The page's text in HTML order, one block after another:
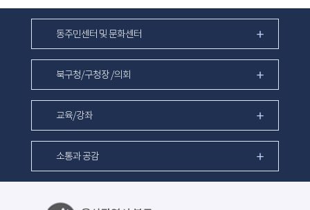
동주민센터 및 문화센터
북구청/구청장 /의회
교육/강좌
소통과 공감